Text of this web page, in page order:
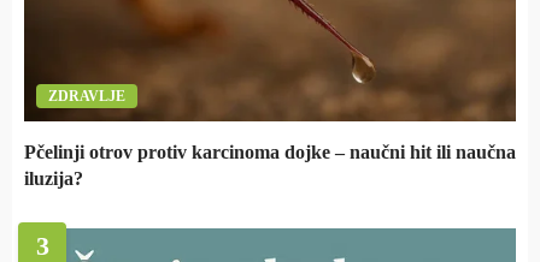
ZDRAVLJE
Pčelinji otrov protiv karcinoma dojke – naučni hit ili naučna
iluzija?
3